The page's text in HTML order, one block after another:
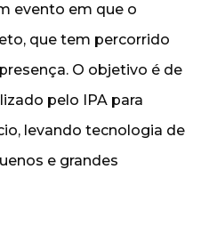
evento em que o
que tem percorrido
O objetivo é de
pelo IPA para
levando tecnologia de
e grandes